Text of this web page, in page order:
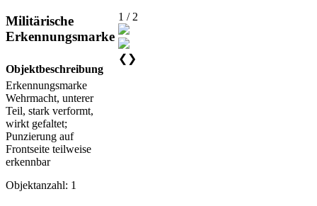
Militärische
Erkennungsmarke
Objektbeschreibung
Erkennungsmarke
Wehrmacht, unterer
Teil, stark verformt,
wirkt gefaltet;
Punzierung auf
Frontseite teilweise
erkennbar
Objektanzahl: 1
1 / 2
❮ ❯